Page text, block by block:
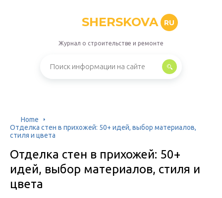
SHERSKOVA RU
Журнал о строительстве и ремонте
Home
Отделка стен в прихожей: 50+ идей, выбор материалов,
стиля и цвета
Отделка стен в прихожей: 50+
идей, выбор материалов, стиля и
цвета